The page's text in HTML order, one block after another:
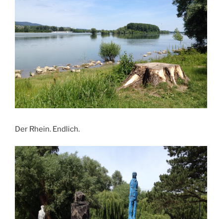
Der Rhein. Endlich.